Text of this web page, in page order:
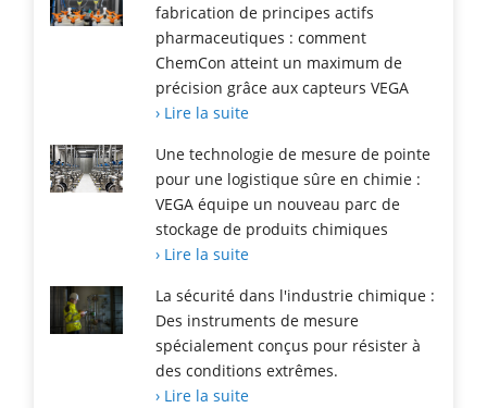
fabrication de principes actifs
pharmaceutiques : comment
ChemCon atteint un maximum de
précision grâce aux capteurs VEGA
› Lire la suite
Une technologie de mesure de pointe
pour une logistique sûre en chimie :
VEGA équipe un nouveau parc de
stockage de produits chimiques
› Lire la suite
La sécurité dans l'industrie chimique :
Des instruments de mesure
spécialement conçus pour résister à
des conditions extrêmes.
› Lire la suite